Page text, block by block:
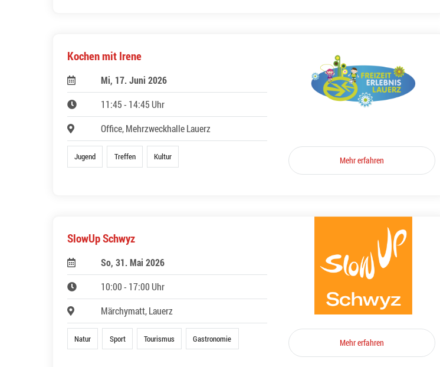
Kochen mit Irene
Mi, 17. Juni 2026
11:45 - 14:45 Uhr
Office, Mehrzweckhalle Lauerz
Jugend Treffen Kultur Mehr erfahren
SlowUp Schwyz
So, 31. Mai 2026
10:00 - 17:00 Uhr
Märchymatt, Lauerz
Natur Sport Tourismus Gastronomie Mehr erfahren